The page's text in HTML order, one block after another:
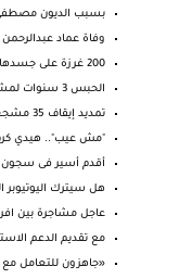
بسبب الديون مصطفى
وفاة عماد
200 غرزة على جسدها.. قصة عامل شوه جسد زوجته لطلبها...
الحبس 3 سنوات لمشعوذ مارس السحر داخل المقابر بالشرقية
تمديد إيقاف 35 مشجعا من أنصار الترجي
"مش عيب".. هيدي
أقدم أسير فى سجون
هل سيترك اليوتيوبر
عاجل مشاجرة بين
مع تقديم الدعم
«جاهزون للتعامل